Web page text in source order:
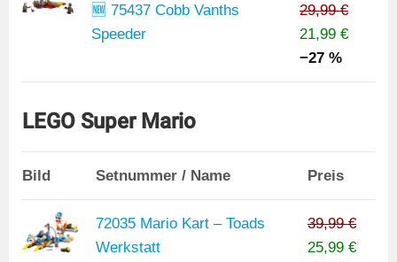
🆕 75437 Cobb Vanths
Speeder
29,99 €
21,99 €
−27 %
LEGO Super Mario
Bild Setnummer / Name Preis
72035 Mario Kart – Toads
Werkstatt
39,99 €
25,99 €